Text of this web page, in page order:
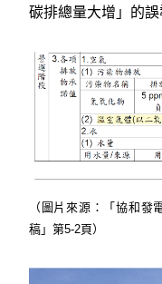
碳排總量大增」的誤
（圖片來源：「協和發
稿」第5-2頁）